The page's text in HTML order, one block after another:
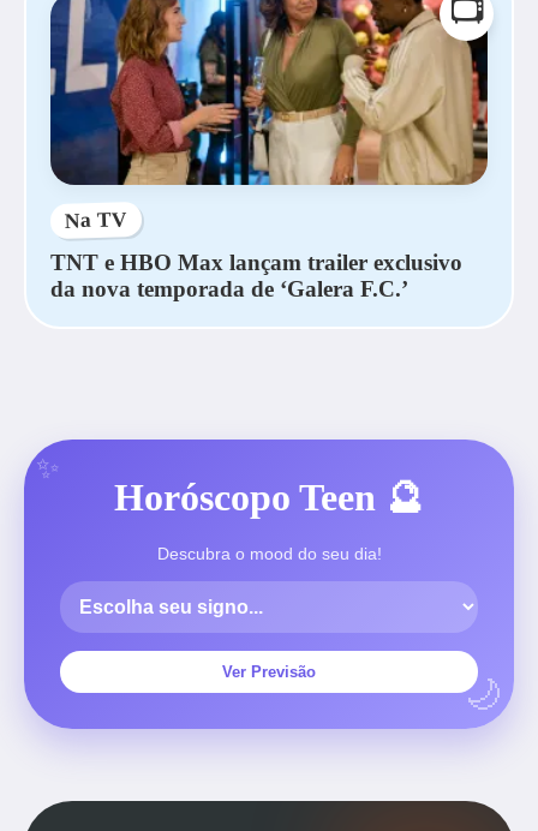
📺
Na TV
TNT e HBO Max lançam trailer exclusivo
da nova temporada de ‘Galera F.C.’
Horóscopo Teen 🔮
Descubra o mood do seu dia!
Ver Previsão